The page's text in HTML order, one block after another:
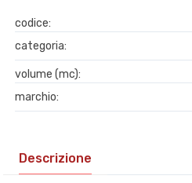
codice:
categoria:
volume (mc):
marchio:
Descrizione